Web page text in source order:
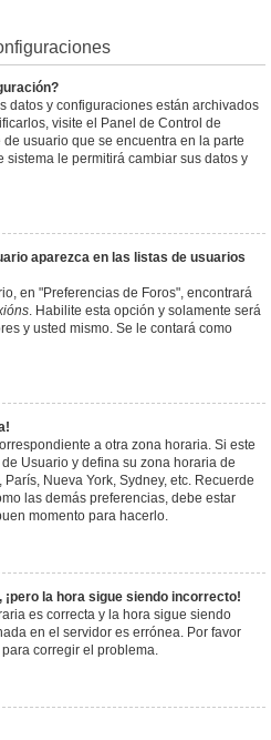
datos y configuraciones están archivados
visite el Panel de Control de
usuario que se encuentra en la parte
le permitirá cambiar sus datos y
aparezca en las listas de usuarios
en "Preferencias de Foros", encontrará
. Habilite esta opción y solamente será
y usted mismo. Se le contará como
a otra zona horaria. Si este
Usuario y defina su zona horaria de
Nueva York, Sydney, etc. Recuerde
las demás preferencias, debe estar
momento para hacerlo.
la hora sigue siendo incorrecto!
es correcta y la hora sigue siendo
en el servidor es errónea. Por favor
corregir el problema.